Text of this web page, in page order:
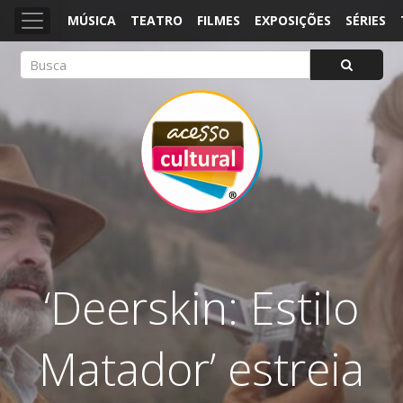
MÚSICA TEATRO FILMES EXPOSIÇÕES SÉRIES
ACESSO CULTURAL
Arte, Cultura Pop e Entretenimento
‘Deerskin: Estilo
Matador’ estreia